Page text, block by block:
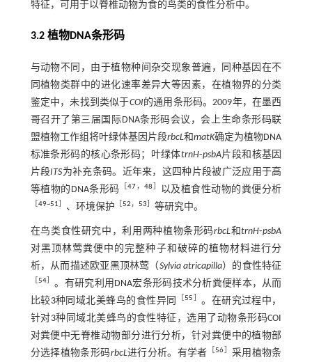
特征，可用于以脊椎动物为食的鸟类的食性分析中。
3.2 植物DNA条形码
与动物不同，由于植物种间杂交现象普遍，同种基因在不
同植物类群中的进化速率差异大等因素，在植物界的分类
鉴定中，未找到类似于COI 的通用条形码。2009年，在墨西
哥召开了第三届国际DNA条形码会议，会上生命条形码联
盟植物工作组将叶绿体基因片段rbcL和matK确定为植物DNA
标准条形码的核心条形码；叶绿体trnH⁃psbA片段和核基因
片段ITS为补充条码。近年来，这四种片段被广泛应用于高
等植物的DNA条形码 ［47，48 以及植食性动物的粪便分析
49~51 、环境保护 52， 53 等研究中。
在鸟类食性研究中，利用两种植物条形码rbcL和trnH⁃psbA
对黑顶林莺粪便中的完整种子和破碎的植物材料进行分
析，从而描述欧亚黑顶林莺（Sylvia atricapilla）的食性特征
54］ 。有研究利用DNA宏条形码技术分析粪便样本，从而
比较3种同域北美蜂鸟的食性异同
［55
。在研究过程中，
针对3种同域北美蜂鸟的食性特征，选用了动物条形码COI
对粪便中无脊椎动物部分进行分析，针对粪便中的植物部
分选择植物条形码rbcL进行分析。有学者 ［56
采用植物条